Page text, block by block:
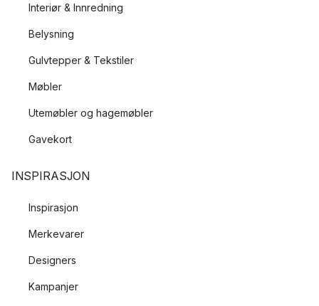
Interiør & Innredning
Belysning
Gulvtepper & Tekstiler
Møbler
Utemøbler og hagemøbler
Gavekort
INSPIRASJON
Inspirasjon
Merkevarer
Designers
Kampanjer